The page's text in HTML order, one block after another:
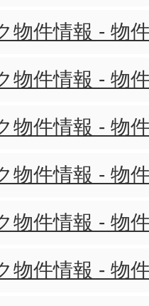
物件情報 - 物
物件情報 - 物
物件情報 - 物
物件情報 - 物
物件情報 - 物
物件情報 - 物